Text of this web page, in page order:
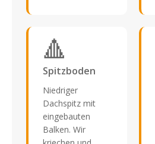
🔺
Spitzboden
Niedriger
Dachspitz mit
eingebauten
Balken. Wir